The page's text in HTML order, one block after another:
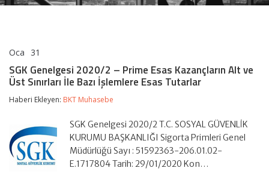
Oca 31
2020/2
–
Esas
ve
Üst
Sınırları
İle
SGK Genelgesi 2020/2 – Prime Esas Kazançların Alt ve
Üst Sınırları İle Bazı İşlemlere Esas Tutarlar
Haberi Ekleyen: BKT Muhasebe
SGK Genelgesi 2020/2 T.C. SOSYAL GÜVENLİK
KURUMU BAŞKANLIĞI Sigorta Primleri Genel
Müdürlüğü Sayı : 51592363-206.01.02-
E.1717804 Tarih: 29/01/2020 Kon…